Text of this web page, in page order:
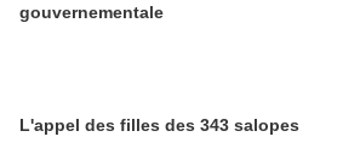
gouvernementale
L'appel des filles des 343 salopes